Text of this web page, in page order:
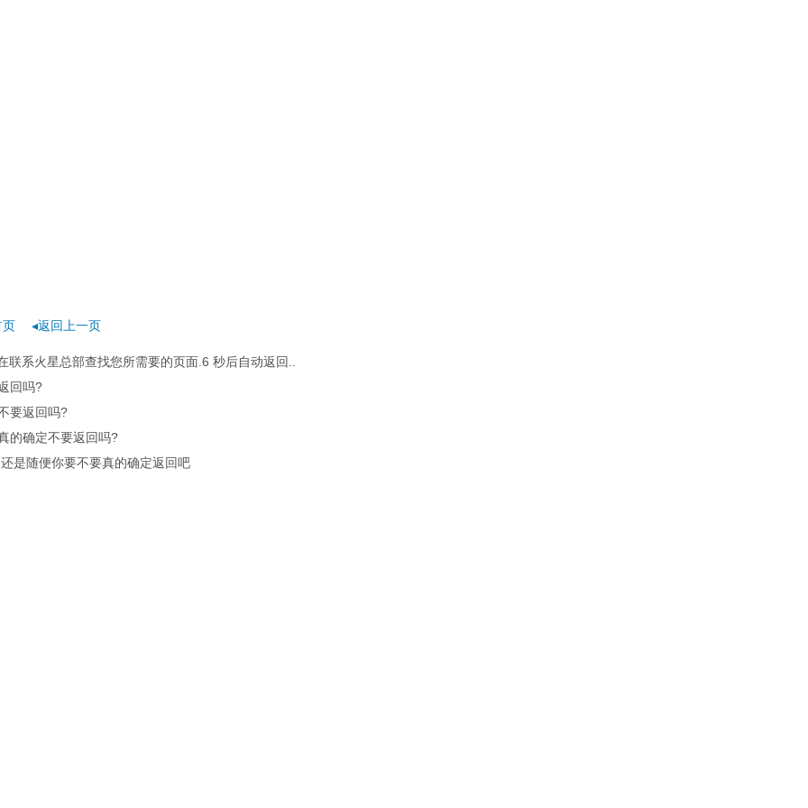
页 ◂返回上一页
联系火星总部查找您所需要的页面. 6 秒后自动返回..
回吗?
要返回吗?
的确定不要返回吗?
是随便你要不要真的确定返回吧